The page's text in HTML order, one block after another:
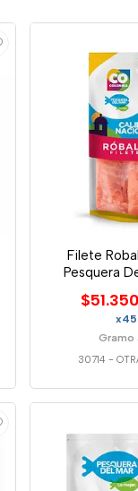
Filete
Pesquera
$51.350
Gramo
30714 -